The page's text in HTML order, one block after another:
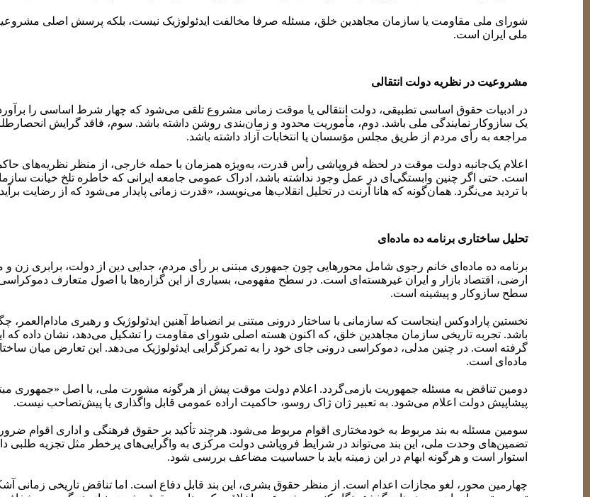
شورای ملی مقاومت یا سازمان مجاهدین خلق، مسئله صرفا مخالفت ایدئولوژیک نیست، بلکه پرسش اصلی
ملی ایران است.
مشروعیت در نظریه دولت انتقالی
در ادبیات حقوق اساسی تطبیقی، دولت انتقالی یا موقت زمانی مشروع تلقی می‌شود که چهار شرط اساسی را
یک سازوکار نمایندگی ملی باشد. دوم، مأموریت محدود و زمان‌بندی روشن داشته باشد. سوم، فاقد گرایش
مراجعه به رأی مردم از طریق مجلس مؤسسان یا انتخابات آزاد داشته باشد.
اعلام یک‌جانبه دولت موقت در لحظه فروپاشی رأس قدرت، به‌ویژه همزمان با حمله خارجی، از منظر نظریه‌های
است. حتی اگر چنین وابستگی‌ای در عمل وجود نداشته باشد، ادراک عمومی جامعه ایرانی که خاطره تلخ خیانت
با تردید می‌نگرد. همان‌گونه که هانا آرنت در تحلیل انقلاب‌ها می‌نویسد، «قدرت زمانی پایدار می‌شود که از رضایت برآید،
تحلیل ساختاری برنامه ده ماده‌ای
برنامه ده ماده‌ای خانم رجوی شامل محورهایی چون جمهوری مبتنی بر رأی مردم، جدایی دین از دولت، برابری زن و
ارضی، اقتصاد بازار و ایران غیرهسته‌ای است. در سطح مفهومی، بسیاری از این گزاره‌ها با اصول متعارف دموکراسی
سطح سازوکار و پیشینه است.
نخستین پارادوکس اینجاست که سازمانی با ساختار درونی مبتنی بر انضباط آهنین ایدئولوژیک و رهبری
باشد. تجربه تاریخی سازمان مجاهدین خلق، که اکنون هسته اصلی شورای مقاومت را تشکیل می‌دهد، نشان داده که
گرفته است. در چنین مدلی، دموکراسی درونی جای خود را به تمرکزگرایی ایدئولوژیک می‌دهد. این تعارض میان
ماده‌ای است.
دومین تناقض به مسئله جمهوریت بازمی‌گردد. اعلام دولت موقت پیش از هرگونه مشورت ملی، با اصل «جمهوری
پیشاپیش دولت اعلام می‌شود. به تعبیر ژان ژاک روسو، حاکمیت اراده عمومی قابل واگذاری یا پیش‌تصاحب نیست.
سومین مسئله به بند مربوط به خودمختاری اقوام مربوط می‌شود. هرچند تأکید بر حقوق فرهنگی و اداری اقوام
تضمین‌های وحدت ملی، این بند می‌تواند در شرایط فروپاشی دولت مرکزی به واگرایی‌های پرخطر مثل تجزیه طلبی
استوار است و هرگونه ابهام در این زمینه باید با حساسیت مضاعف بررسی شود.
چهارمین محور، لغو مجازات اعدام است. از منظر حقوق بشری، این بند قابل دفاع است. اما تناقض تاریخی زمانی